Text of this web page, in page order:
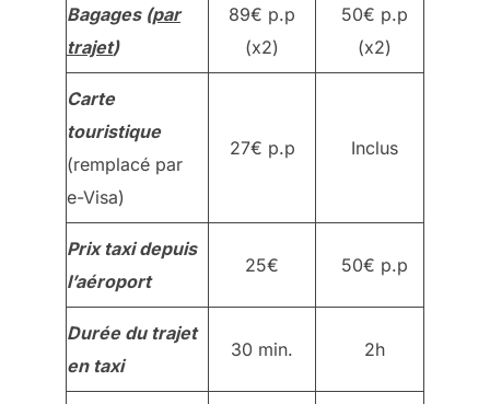
Bagages (par
trajet)
89€ p.p
(x2)
50€ p.p
(x2)
Carte
touristique
(remplacé par
e-Visa)
27€ p.p Inclus
Prix taxi depuis
l’aéroport
25€ 50€ p.p
Durée du trajet
en taxi
30 min. 2h